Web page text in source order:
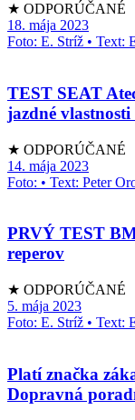
★ ODPORÚČANÉ
18. mája 2023
Foto: E. Stríž • Text:
TEST SEAT
jazdné
★ ODPORÚČANÉ
14. mája 2023
Foto: • Text: Peter
PRVÝ TEST
reperov
★ ODPORÚČANÉ
5. mája 2023
Foto: E. Stríž • Text:
Platí značka
Dopravná